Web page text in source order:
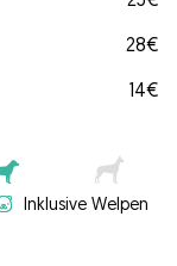
28€
14€
Inklusive Welpen